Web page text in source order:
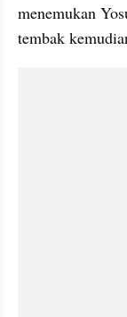
menemukan
tembak